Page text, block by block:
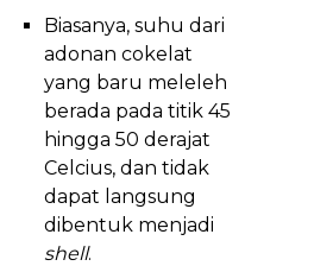
Biasanya, suhu dari
adonan cokelat
yang baru meleleh
berada pada titik 45
hingga 50 derajat
Celcius, dan tidak
dapat langsung
dibentuk menjadi
shell.